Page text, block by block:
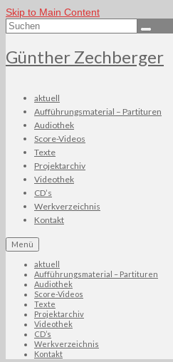
Skip to Main Content
Suchen
nach:
Günther Zechberger
aktuell
Aufführungsmaterial – Partituren
Audiothek
Score-Videos
Texte
Projektarchiv
Videothek
CD’s
Werkverzeichnis
Kontakt
Menü
aktuell
Aufführungsmaterial – Partituren
Audiothek
Score-Videos
Texte
Projektarchiv
Videothek
CD’s
Werkverzeichnis
Kontakt